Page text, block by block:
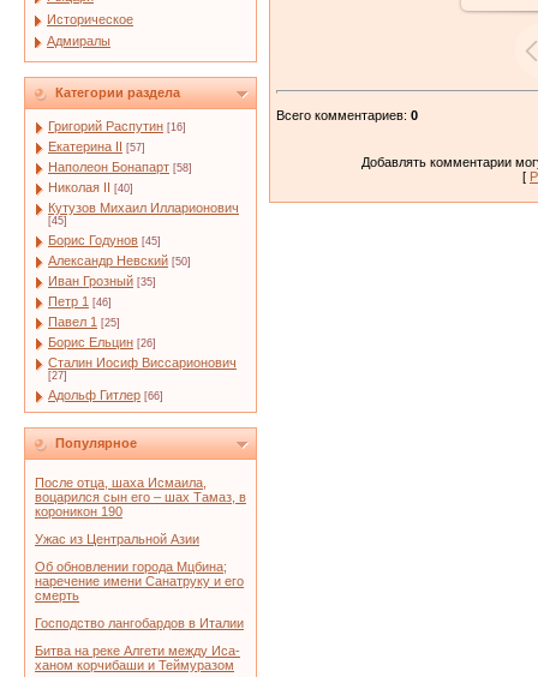
Историческое
Адмиралы
Категории раздела
Григорий Распутин [16]
Екатерина II [57]
Наполеон Бонапарт [58]
Николая II [40]
Кутузов Михаил Илларионович
[45]
Борис Годунов [45]
Александр Невский [50]
Иван Грозный [35]
Петр 1 [46]
Павел 1 [25]
Борис Ельцин [26]
Сталин Иосиф Виссарионович
[27]
Адольф Гитлер [66]
Популярное
После отца, шаха Исмаила,
воцарился сын его – шах Тамаз, в
короникон 190
Ужас из Центральной Азии
Об обновлении города Мцбина;
наречение имени Санатруку и его
смерть
Господство лангобардов в Италии
Битва на реке Алгети между Иса-
ханом корчибаши и Теймуразом
Всего комментариев: 0
Добавлять комментарии
[